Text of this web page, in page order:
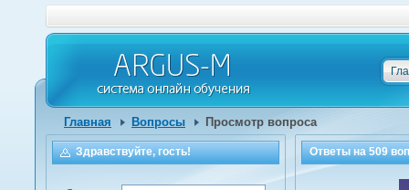
Главная Вопросы Просмотр вопроса
Ответы на509
Здравствуйте, гость!